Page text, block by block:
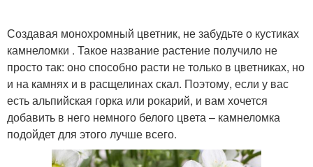
Создавая монохромный цветник, не забудьте о кустиках
камнеломки . Такое название растение получило не
просто так: оно способно расти не только в цветниках, но
и на камнях и в расщелинах скал. Поэтому, если у вас
есть альпийская горка или рокарий, и вам хочется
добавить в него немного белого цвета – камнеломка
подойдет для этого лучше всего.